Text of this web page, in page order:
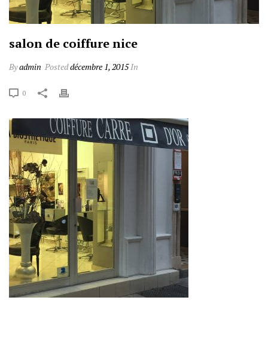
salon de coiffure nice
Byadmin Posteddécembre 1, 2015In
0